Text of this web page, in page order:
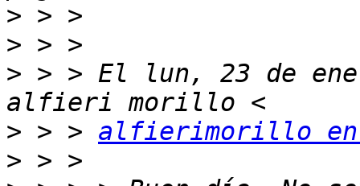
>
>
> > > El lun, 23 de
> > > alfierimorillo en
>